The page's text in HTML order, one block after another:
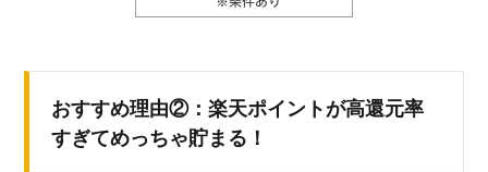
おすすめ理由②：楽天ポイントが高還元率
すぎてめっちゃ貯まる！